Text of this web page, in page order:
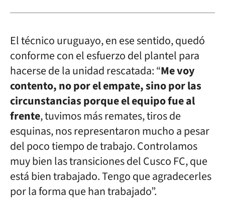
El técnico uruguayo, en ese sentido, quedó
conforme con el esfuerzo del plantel para
hacerse de la unidad rescatada: “Me voy
contento, no por el empate, sino por las
circunstancias porque el equipo fue al
frente, tuvimos más remates, tiros de
esquinas, nos representaron mucho a pesar
del poco tiempo de trabajo. Controlamos
muy bien las transiciones del Cusco FC, que
está bien trabajado. Tengo que agradecerles
por la forma que han trabajado”.